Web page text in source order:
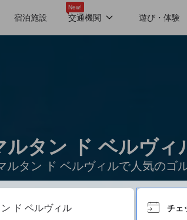
宿泊施設
New!
交通機関 遊び・体験
ルタン ド ベルヴ
ルタン ド ベルヴィルで人気のゴ